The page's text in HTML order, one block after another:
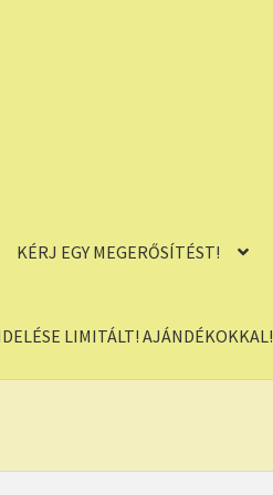
KÉRJ EGY MEGERŐSÍTÉST!
LIMITÁLT! AJÁNDÉKOKKAL!